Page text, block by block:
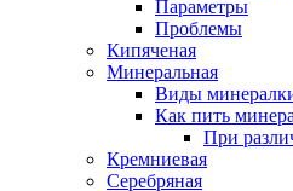
Параметры
Проблемы
Кипяченая
Минеральная
Виды
Как пить
При
Кремниевая
Серебряная